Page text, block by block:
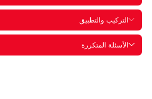
التركيب والتطبيق
الأسئلة المتكررة